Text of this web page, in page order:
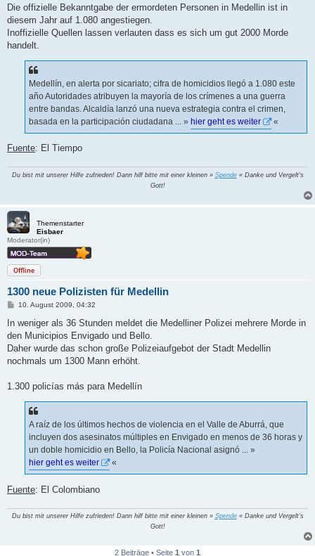
i
r
a
Die offizielle Bekanntgabe der ermordeten Personen in Medellin ist in
diesem Jahr auf 1.080 angestiegen.
Inoffizielle Quellen lassen verlauten dass es sich um gut 2000 Morde
handelt.
Medellín, en alerta por sicariato; cifra de homicidios llegó a 1.080 este
año Autoridades atribuyen la mayoría de los crímenes a una guerra
entre bandas. Alcaldía lanzó una nueva estrategia contra el crimen,
basada en la participación ciudadana ... » hier geht es weiter «
Fuente: El Tiempo
Du bist mit unserer Hilfe zufrieden! Dann hilf bitte mit einer kleinen » Spende« Danke und Vergelt's
Gott!
Themenstarter
Eisbaer
Moderator(in)
Offline
1300 neue Polizisten für Medellin
B
r
a
10. August 2009, 04:32
In weniger als 36 Stunden meldet die Medelliner Polizei mehrere Morde in
den Municipios Envigado und Bello.
Daher wurde das schon große Polizeiaufgebot der Stadt Medellin
nochmals um 1300 Mann erhöht.
1.300 policías más para Medellín
A raíz de los últimos hechos de violencia en el Valle de Aburrá, que
incluyen dos asesinatos múltiples en Envigado en menos de 36 horas y
un doble homicidio en Bello, la Policía Nacional asignó ... »
hier geht es weiter
«
Fuente: El Colombiano
Du bist mit unserer Hilfe zufrieden! Dann hilf bitte mit einer kleinen » Spende« Danke und Vergelt's
Gott!
2 Beiträge • Seite 1 von 1